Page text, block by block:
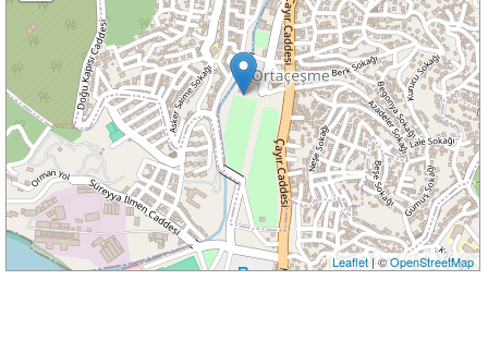
Leaflet| ©OpenStreetMap